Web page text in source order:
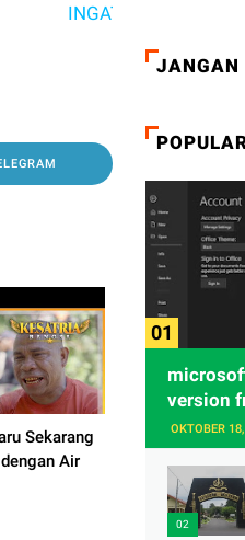
INGAT 3M YA ..! MEMAKAI
Sekarang
Air
JANGAN
version
OKTOBER